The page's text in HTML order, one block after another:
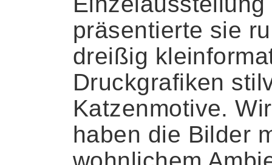
präsentierte sie
dreißig
Druckgrafiken
Katzenmotive. Wir
haben die Bilder